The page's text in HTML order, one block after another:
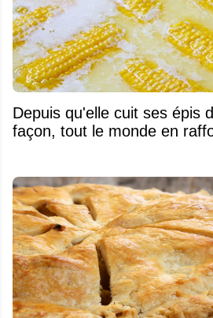
Depuis qu'elle cuit ses épis
façon, tout le monde en